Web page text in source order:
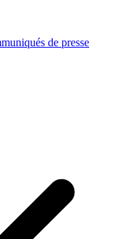
de presse